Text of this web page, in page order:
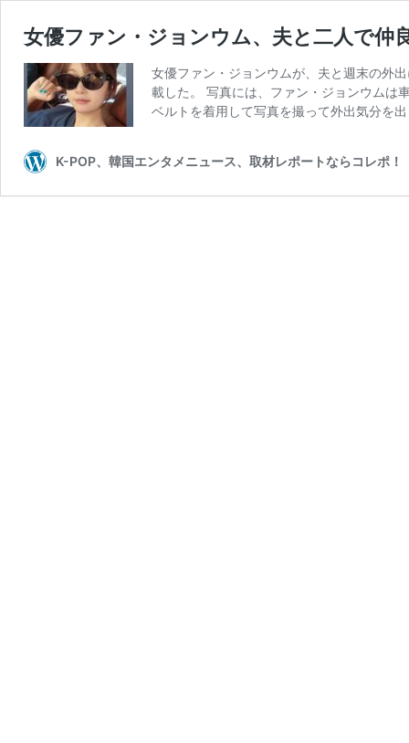
女優ファン・ジョンウム、夫と二人で仲
女優ファン・ジョンウムが、夫と週末の外
載した。 写真には、ファン・ジョンウムは
ベルトを着用して写真を撮って外出気分を
K-POP、韓国エンタメニュース、取材レポートならコレポ！